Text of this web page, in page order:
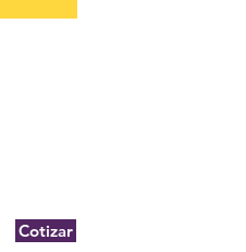
Cotizar